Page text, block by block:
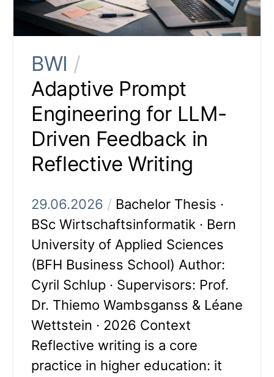
BWI /
Adaptive Prompt
Engineering for LLM-
Driven Feedback in
Reflective Writing
29.06.2026 / Bachelor Thesis ·
BSc Wirtschaftsinformatik · Bern
University of Applied Sciences
(BFH Business School) Author:
Cyril Schlup · Supervisors: Prof.
Dr. Thiemo Wambsganss & Léane
Wettstein · 2026 Context
Reflective writing is a core
practice in higher education: it